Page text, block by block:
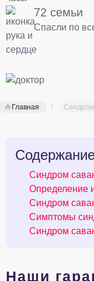
72 семьи
Спасли по
Главная Синдром
Синдром
Определение
Синдром
Симптомы
Синдром
Наши